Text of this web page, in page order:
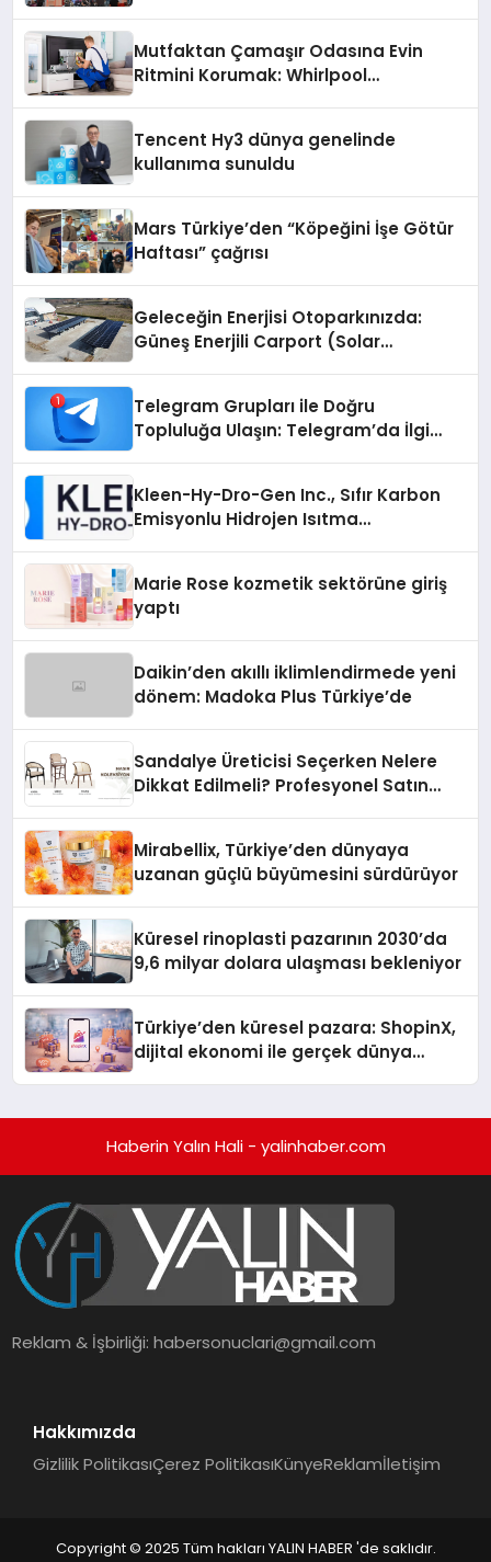
Mutfaktan Çamaşır Odasına Evin
Ritmini Korumak: Whirlpool
Tencent Hy3 dünya genelinde
kullanıma sunuldu
Mars Türkiye’den “Köpeğini İşe Götür
Haftası” çağrısı
Geleceğin Enerjisi Otoparkınızda:
Güneş Enerjili Carport (Solar
Telegram Grupları ile Doğru
Topluluğa Ulaşın: Telegram’da İlgi
Kleen-Hy-Dro-Gen Inc., Sıfır Karbon
Emisyonlu Hidrojen Isıtma
Marie Rose kozmetik sektörüne giriş
yaptı
Daikin’den akıllı iklimlendirmede yeni
dönem: Madoka Plus Türkiye’de
Sandalye Üreticisi Seçerken Nelere
Dikkat Edilmeli? Profesyonel Satın
Mirabellix, Türkiye’den dünyaya
uzanan güçlü büyümesini sürdürüyor
Küresel rinoplasti pazarının 2030’da
9,6 milyar dolara ulaşması bekleniyor
Türkiye’den küresel pazara: ShopinX,
dijital ekonomi ile gerçek dünya
Haberin Yalın Hali - yalinhaber.com
Reklam & İşbirliği:habersonuclari@gmail.com
Hakkımızda
Gizlilik PolitikasıÇerez PolitikasıKünyeReklamİletişim
Copyright © 2025 Tüm hakları YALIN HABER 'de saklıdır.